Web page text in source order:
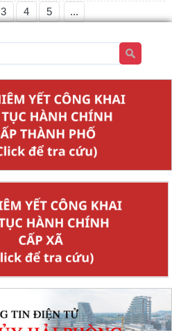
3 4 5 ...